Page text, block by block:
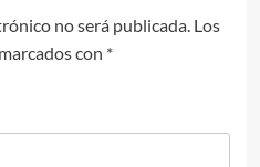
no será publicada. Los
con *